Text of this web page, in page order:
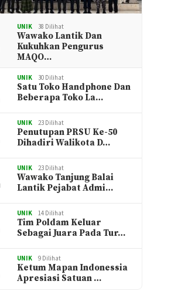
UNIK 38 Dilihat
Wawako Lantik Dan
Kukuhkan Pengurus
MAQO…
UNIK 30 Dilihat
Satu Toko Handphone Dan
Beberapa Toko La…
UNIK 23 Dilihat
Penutupan PRSU Ke-50
Dihadiri Walikota D…
UNIK 23 Dilihat
Wawako Tanjung Balai
Lantik Pejabat Admi…
UNIK 14 Dilihat
Tim Poldam Keluar
Sebagai Juara Pada Tur…
UNIK 9 Dilihat
Ketum Mapan Indonessia
Apresiasi Satuan …